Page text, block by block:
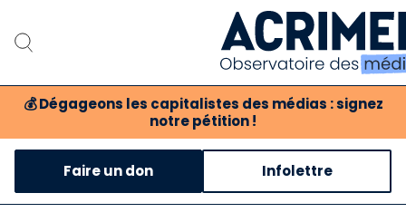
💰 Dégageons les capitalistes des médias : signez
notre pétition !Notre association
Notre critique des
Faire un don Infolettre